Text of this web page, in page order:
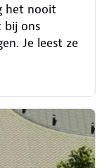
het nooit
bij ons
Je leest ze